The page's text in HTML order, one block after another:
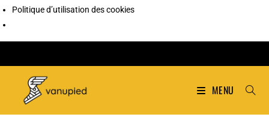
Politique d’utilisation des cookies
MENU